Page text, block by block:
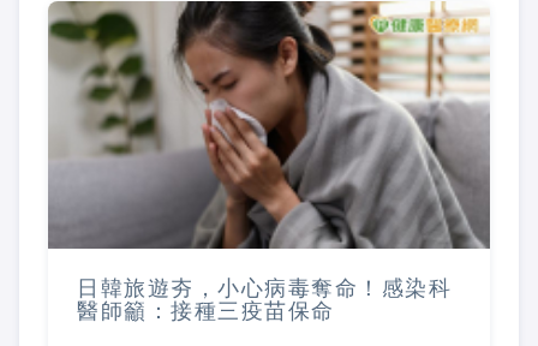
日韓旅遊夯，小心病毒奪命！感染科
醫師籲：接種三疫苗保命